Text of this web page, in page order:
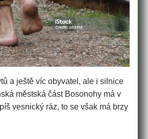
a ještě víc obyvatel, ale i silnice
městská část Bosonohy má v
vesnický ráz, to se však má brzy